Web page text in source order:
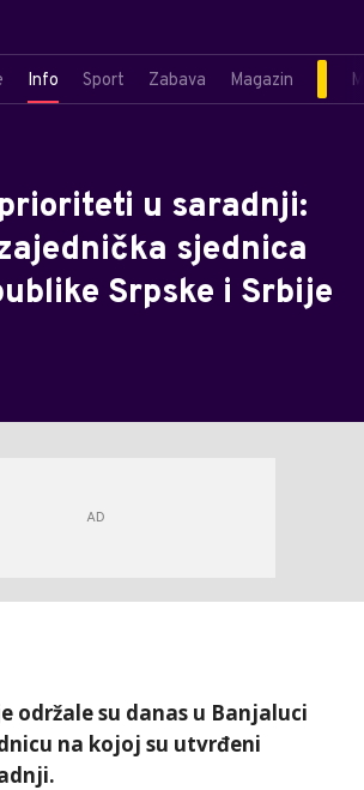
Info Sport Zabava Magazin
u saradnji:
sjednica
Srpske i Srbije
održale su danas u Banjaluci
na kojoj su utvrđeni